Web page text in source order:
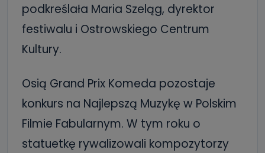
podkreślała Maria Szeląg, dyrektor
festiwalu i Ostrowskiego Centrum
Kultury.
Osią Grand Prix Komeda pozostaje
konkurs na Najlepszą Muzykę w Polskim
Filmie Fabularnym. W tym roku o
statuetkę rywalizowali kompozytorzy